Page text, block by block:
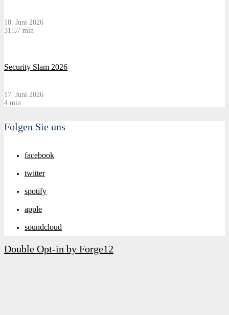
18. Juni 2026
31:57 min
Security Slam 2026
17. Juni 2026
4 min
Folgen Sie uns
facebook
twitter
spotify
apple
soundcloud
Double Opt-in by Forge12